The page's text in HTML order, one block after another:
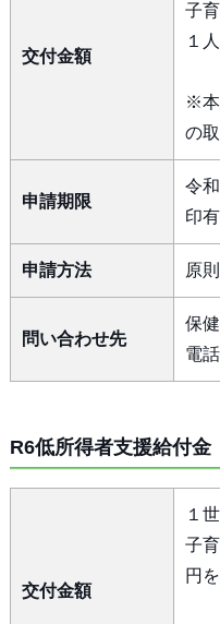
交付金額
子
１
※本
の
申請期限
令
印有
申請方法 原
問い合わせ先
保
電
R6低所得者支援給付金
交付金額
１
子
円